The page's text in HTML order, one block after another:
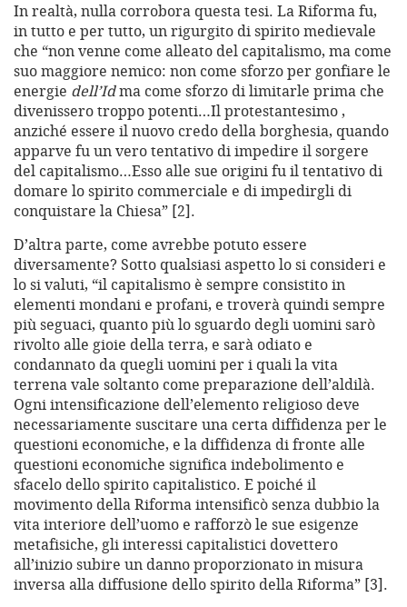
In realtà, nulla corrobora questa tesi. La Riforma fu,
in tutto e per tutto, un rigurgito di spirito medievale
che “non venne come alleato del capitalismo, ma come
suo maggiore nemico: non come sforzo per gonfiare le
energie dell’Idma come sforzo di limitarle prima che
divenissero troppo potenti…Il protestantesimo ,
anziché essere il nuovo credo della borghesia, quando
apparve fu un vero tentativo di impedire il sorgere
del capitalismo…Esso alle sue origini fu il tentativo di
domare lo spirito commerciale e di impedirgli di
conquistare la Chiesa” [2].
D’altra parte, come avrebbe potuto essere
diversamente? Sotto qualsiasi aspetto lo si consideri e
lo si valuti, “il capitalismo è sempre consistito in
elementi mondani e profani, e troverà quindi sempre
più seguaci, quanto più lo sguardo degli uomini sarò
rivolto alle gioie della terra, e sarà odiato e
condannato da quegli uomini per i quali la vita
terrena vale soltanto come preparazione dell’aldilà.
Ogni intensificazione dell’elemento religioso deve
necessariamente suscitare una certa diffidenza per le
questioni economiche, e la diffidenza di fronte alle
questioni economiche significa indebolimento e
sfacelo dello spirito capitalistico. E poiché il
movimento della Riforma intensificò senza dubbio la
vita interiore dell’uomo e rafforzò le sue esigenze
metafisiche, gli interessi capitalistici dovettero
all’inizio subire un danno proporzionato in misura
inversa alla diffusione dello spirito della Riforma” [3].